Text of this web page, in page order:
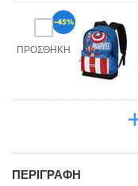
ΠΡΟΣΘΉΚΗ
-45%
ΠΕΡΙΓΡΑΦΉ